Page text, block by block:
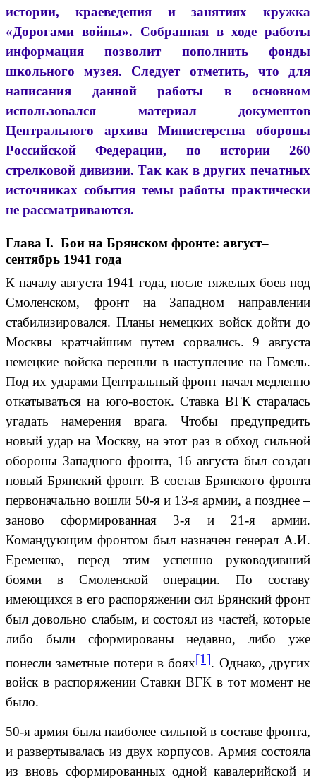
истории, краеведения и занятиях кружка
«Дорогами войны». Собранная в ходе работы
информация позволит пополнить фонды
школьного музея. Следует отметить, что для
написания данной работы в основном
использовался материал документов
Центрального архива Министерства обороны
Российской Федерации, по истории 260
стрелковой дивизии. Так как в других печатных
источниках события темы работы практически
не рассматриваются.
Глава I. Бои на Брянском фронте: август–
сентябрь 1941 года
К началу августа 1941 года, после тяжелых боев под
Смоленском, фронт на Западном направлении
стабилизировался. Планы немецких войск дойти до
Москвы кратчайшим путем сорвались. 9 августа
немецкие войска перешли в наступление на Гомель.
Под их ударами Центральный фронт начал медленно
откатываться на юго-восток. Ставка ВГК старалась
угадать намерения врага. Чтобы предупредить
новый удар на Москву, на этот раз в обход сильной
обороны Западного фронта, 16 августа был создан
новый Брянский фронт. В состав Брянского фронта
первоначально вошли 50-я и 13-я армии, а позднее –
заново сформированная 3-я и 21-я армии.
Командующим фронтом был назначен генерал А.И.
Еременко, перед этим успешно руководивший
боями в Смоленской операции. По составу
имеющихся в его распоряжении сил Брянский фронт
был довольно слабым, и состоял из частей, которые
либо были сформированы недавно, либо уже
понесли заметные потери в боях[1]. Однако, других
войск в распоряжении Ставки ВГК в тот момент не
было.
50-я армия была наиболее сильной в составе фронта,
и развертывалась из двух корпусов. Армия состояла
из вновь сформированных одной кавалерийской и